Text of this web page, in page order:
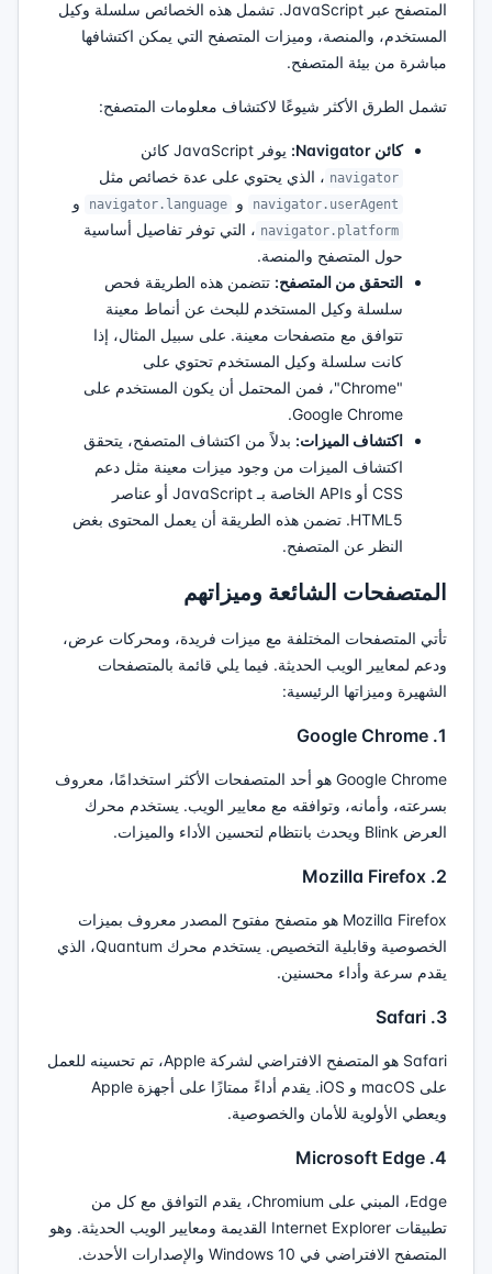
المتصفح عبر JavaScript. تشمل هذه الخصائص سلسلة وكيل
المستخدم، والمنصة، وميزات المتصفح التي يمكن اكتشافها
مباشرة من بيئة المتصفح.
تشمل الطرق الأكثر شيوعًا لاكتشاف معلومات المتصفح:
كائن Navigator: يوفر JavaScript كائن
navigator ، الذي يحتوي على عدة خصائص مثل
navigator.userAgent و navigator.language و
navigator.platform ، التي توفر تفاصيل أساسية
حول المتصفح والمنصة.
التحقق من المتصفح: تتضمن هذه الطريقة فحص
سلسلة وكيل المستخدم للبحث عن أنماط معينة
تتوافق مع متصفحات معينة. على سبيل المثال، إذا
كانت سلسلة وكيل المستخدم تحتوي على
"Chrome"، فمن المحتمل أن يكون المستخدم على
Google Chrome.
اكتشاف الميزات: بدلاً من اكتشاف المتصفح، يتحقق
اكتشاف الميزات من وجود ميزات معينة مثل دعم
CSS أو APIs الخاصة بـ JavaScript أو عناصر
HTML5. تضمن هذه الطريقة أن يعمل المحتوى بغض
النظر عن المتصفح.
المتصفحات الشائعة وميزاتهم
تأتي المتصفحات المختلفة مع ميزات فريدة، ومحركات عرض،
ودعم لمعايير الويب الحديثة. فيما يلي قائمة بالمتصفحات
الشهيرة وميزاتها الرئيسية:
1. Google Chrome
Google Chrome هو أحد المتصفحات الأكثر استخدامًا، معروف
بسرعته، وأمانه، وتوافقه مع معايير الويب. يستخدم محرك
العرض Blink ويحدث بانتظام لتحسين الأداء والميزات.
2. Mozilla Firefox
Mozilla Firefox هو متصفح مفتوح المصدر معروف بميزات
الخصوصية وقابلية التخصيص. يستخدم محرك Quantum، الذي
يقدم سرعة وأداء محسنين.
3. Safari
Safari هو المتصفح الافتراضي لشركة Apple، تم تحسينه للعمل
على macOS و iOS. يقدم أداءً ممتازًا على أجهزة Apple
ويعطي الأولوية للأمان والخصوصية.
4. Microsoft Edge
Edge، المبني على Chromium، يقدم التوافق مع كل من
تطبيقات Internet Explorer القديمة ومعايير الويب الحديثة. وهو
المتصفح الافتراضي في Windows 10 والإصدارات الأحدث.